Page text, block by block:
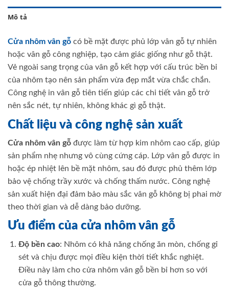
Mô tả
Cửa nhôm vân gỗ có bề mặt được phủ lớp vân gỗ tự nhiên
hoặc vân gỗ công nghiệp, tạo cảm giác giống như gỗ thật.
Vẻ ngoài sang trọng của vân gỗ kết hợp với cấu trúc bền bỉ
của nhôm tạo nên sản phẩm vừa đẹp mắt vừa chắc chắn.
Công nghệ in vân gỗ tiên tiến giúp các chi tiết vân gỗ trở
nên sắc nét, tự nhiên, không khác gì gỗ thật.
Chất liệu và công nghệ sản xuất
Cửa nhôm vân gỗ được làm từ hợp kim nhôm cao cấp, giúp
sản phẩm nhẹ nhưng vô cùng cứng cáp. Lớp vân gỗ được in
hoặc ép nhiệt lên bề mặt nhôm, sau đó được phủ thêm lớp
bảo vệ chống trầy xước và chống thấm nước. Công nghệ
sản xuất hiện đại đảm bảo màu sắc vân gỗ không bị phai mờ
theo thời gian và dễ dàng bảo dưỡng.
Ưu điểm của cửa nhôm vân gỗ
Độ bền cao: Nhôm có khả năng chống ăn mòn, chống gỉ
sét và chịu được mọi điều kiện thời tiết khắc nghiệt.
Điều này làm cho cửa nhôm vân gỗ bền bỉ hơn so với
cửa gỗ thông thường.